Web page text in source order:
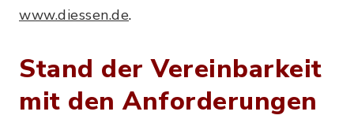
www.diessen.de.
Stand der Vereinbarkeit
mit den Anforderungen